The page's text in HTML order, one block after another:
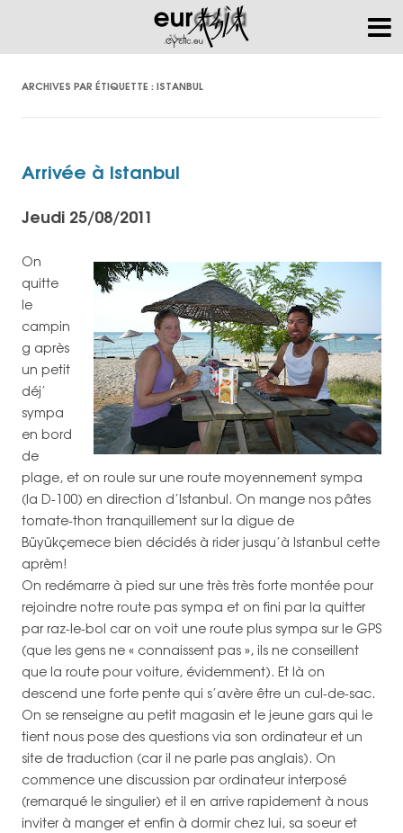
ARCHIVES PAR ÉTIQUETTE : ISTANBUL
Arrivée à Istanbul
Jeudi 25/08/2011
On
quitte
le
campin
g après
un petit
déj’
sympa
en bord
de
plage, et on roule sur une route moyennement sympa
(la D-100) en direction d’Istanbul. On mange nos pâtes
tomate-thon tranquillement sur la digue de
Büyükçemece bien décidés à rider jusqu’à Istanbul cette
aprèm!
On redémarre à pied sur une très très forte montée pour
rejoindre notre route pas sympa et on fini par la quitter
par raz-le-bol car on voit une route plus sympa sur le GPS
(que les gens ne « connaissent pas », ils ne conseillent
que la route pour voiture, évidemment). Et là on
descend une forte pente qui s’avère être un cul-de-sac.
On se renseigne au petit magasin et le jeune gars qui le
tient nous pose des questions via son ordinateur et un
site de traduction (car il ne parle pas anglais). On
commence une discussion par ordinateur interposé
(remarqué le singulier) et il en arrive rapidement à nous
inviter à manger et enfin à dormir chez lui, sa soeur et